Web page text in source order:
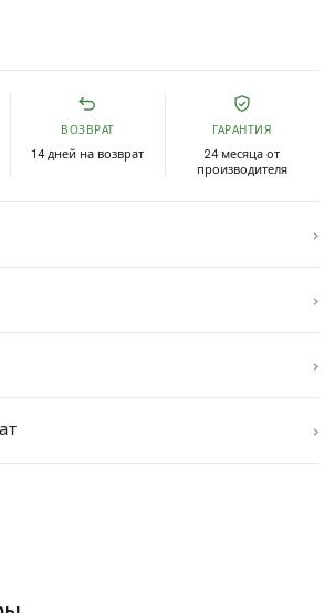
ВОЗВРАТ
14 дней на возврат
ГАРАНТИЯ
24 месяца от
производителя
›
›
›
›